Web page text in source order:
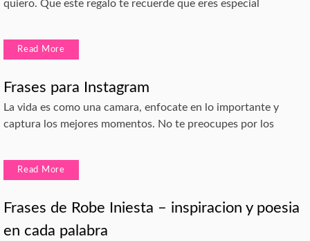
quiero. Que este regalo te recuerde que eres especial
Read More
Frases para Instagram
La vida es como una camara, enfocate en lo importante y
captura los mejores momentos. No te preocupes por los
Read More
Frases de Robe Iniesta – inspiracion y poesia
en cada palabra